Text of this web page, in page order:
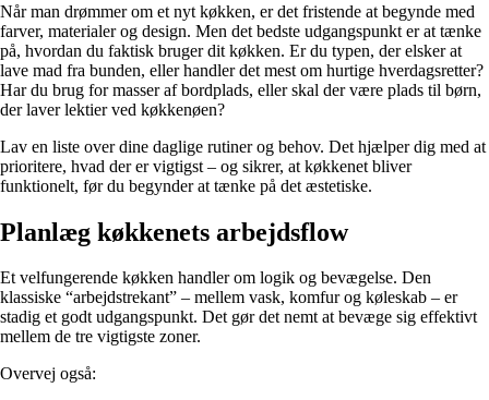
Når man drømmer om et nyt køkken, er det fristende at begynde med
farver, materialer og design. Men det bedste udgangspunkt er at tænke
på, hvordan du faktisk bruger dit køkken. Er du typen, der elsker at
lave mad fra bunden, eller handler det mest om hurtige hverdagsretter?
Har du brug for masser af bordplads, eller skal der være plads til børn,
der laver lektier ved køkkenøen?
Lav en liste over dine daglige rutiner og behov. Det hjælper dig med at
prioritere, hvad der er vigtigst – og sikrer, at køkkenet bliver
funktionelt, før du begynder at tænke på det æstetiske.
Planlæg køkkenets arbejdsflow
Et velfungerende køkken handler om logik og bevægelse. Den
klassiske “arbejdstrekant” – mellem vask, komfur og køleskab – er
stadig et godt udgangspunkt. Det gør det nemt at bevæge sig effektivt
mellem de tre vigtigste zoner.
Overvej også: